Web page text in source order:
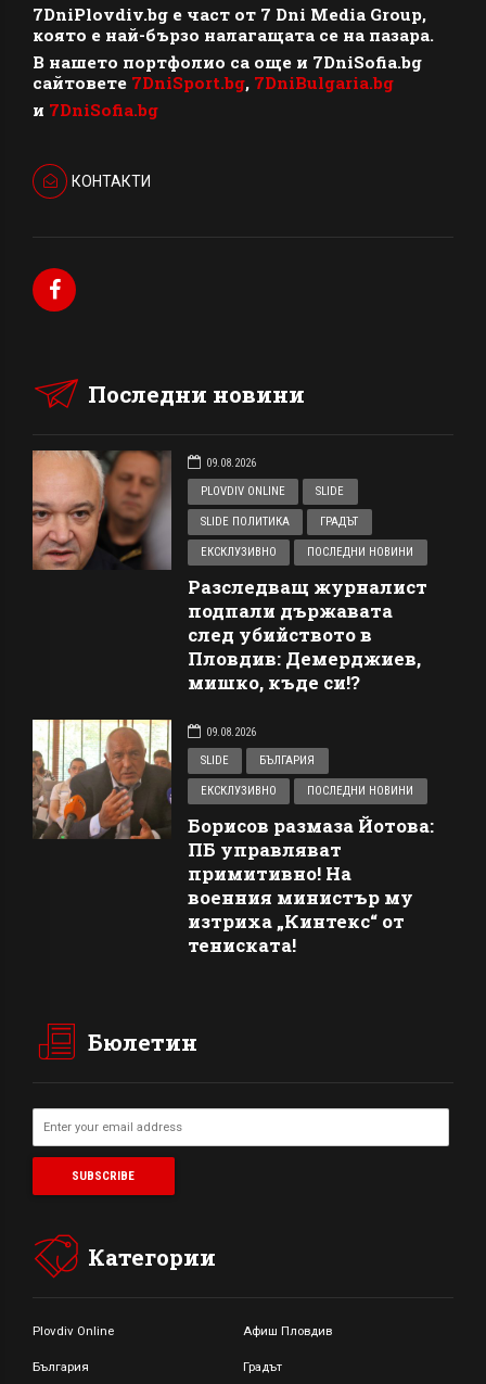
7DniPlovdiv.bg e част от 7 Dni Media Group,
която е най-бързо налагащата се на пазара.
В нашето портфолио са още и 7DniSofia.bg
сайтовете 7DniSport.bg, 7DniBulgaria.bg
и 7DniSofia.bg
КОНТАКТИ
Последни новини
09.08.2026
PLOVDIV ONLINE
SLIDE
SLIDE ПОЛИТИКА ГРАДЪТ
ЕКСКЛУЗИВНО ПОСЛЕДНИ НОВИНИ
Разследващ журналист
подпали държавата
след убийството в
Пловдив: Демерджиев,
мишко, къде си!?
09.08.2026
SLIDE
БЪЛГАРИЯ
ЕКСКЛУЗИВНО ПОСЛЕДНИ НОВИНИ
Борисов размаза Йотова:
ПБ управляват
примитивно! На
военния министър му
изтриха „Кинтекс“ от
тениската!
Бюлетин
Категории
Plovdiv Online Афиш Пловдив
България Градът